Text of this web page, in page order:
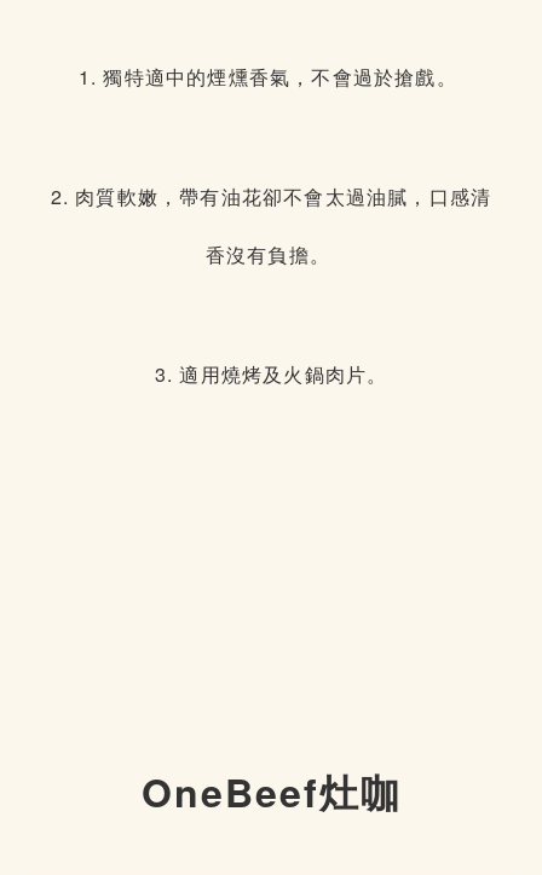
1. 獨特適中的煙燻香氣，不會過於搶戲。
2. 肉質軟嫩，帶有油花卻不會太過油膩，口感清
香沒有負擔。
3. 適用燒烤及火鍋肉片。
OneBeef灶咖